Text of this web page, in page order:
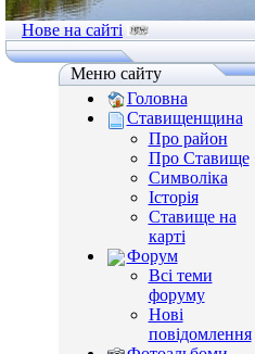
Нове на сайті
Меню сайту
Головна
Ставищенщина
Про район
Про Ставище
Символіка
Історія
Ставище на
карті
Форум
Всі теми
форуму
Нові
повідомлення